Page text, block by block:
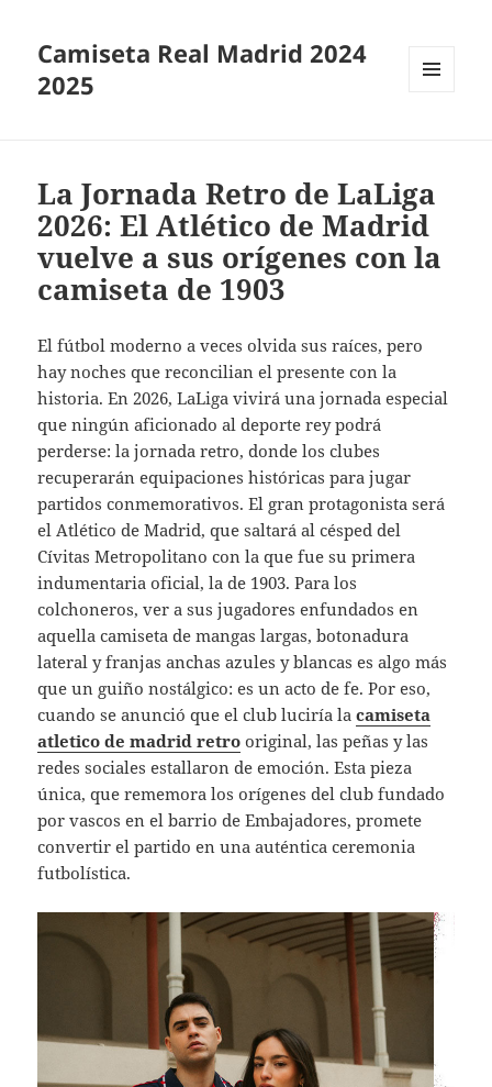
Camiseta Real Madrid 2024
2025
La Jornada Retro de LaLiga
2026: El Atlético de Madrid
vuelve a sus orígenes con la
camiseta de 1903
El fútbol moderno a veces olvida sus raíces, pero
hay noches que reconcilian el presente con la
historia. En 2026, LaLiga vivirá una jornada especial
que ningún aficionado al deporte rey podrá
perderse: la jornada retro, donde los clubes
recuperarán equipaciones históricas para jugar
partidos conmemorativos. El gran protagonista será
el Atlético de Madrid, que saltará al césped del
Cívitas Metropolitano con la que fue su primera
indumentaria oficial, la de 1903. Para los
colchoneros, ver a sus jugadores enfundados en
aquella camiseta de mangas largas, botonadura
lateral y franjas anchas azules y blancas es algo más
que un guiño nostálgico: es un acto de fe. Por eso,
cuando se anunció que el club luciría lacamiseta
atletico de madrid retro original, las peñas y las
redes sociales estallaron de emoción. Esta pieza
única, que rememora los orígenes del club fundado
por vascos en el barrio de Embajadores, promete
convertir el partido en una auténtica ceremonia
futbolística.